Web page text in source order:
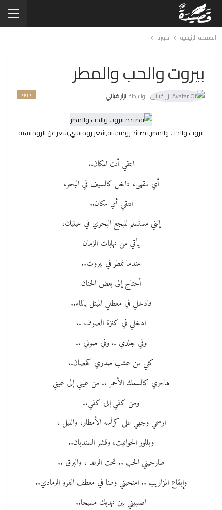
الصفحة الرئيسية سوريا
بيروت والحب والمطر
سوريا بواسطة نزار قباني
بيروت والحب والمطر,قصائد رومنسيه,شعر رومنسي,شعر عن الرومنسيه
انتقي أنت المكان..
أي مقهى، داخل كالسيف في البحر،
انتقي أي مكان..
إنني مستسلم للبجع البحري في عينيك،
يأتي من نهايات الزمان
عندما تمطر في بيروت..
أحتاج إلى بعض الحنان
فادخلي في معطفي المبتل بالماء..
ادخلي في كنزة الصوف ..
وفي جلدي .. وفي صوتي ..
كلي من عشب صدري كحصان..
هاجري كالسمك الأحمر .. من عيني إلى عيني
ومن كفي إلى كفي..
ارسمي وجهي على كرأسه الأمطار، والليل ،
وبللور الحوانيت، وقشر السنديان..
طارحيني الحب .. تحت الرعد ، والبرق ..
وإيقاع المزاريب .. امنحيني وطنا في معطف الفرو الرمادي..
اصلبيني بين نهديك مسيحا..